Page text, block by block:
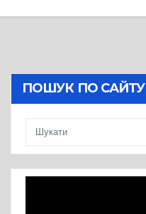
ПОШУК ПО САЙТУ